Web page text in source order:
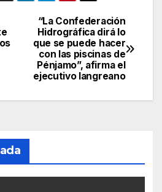
“La Confederación
Hidrográfica dirá lo
que se puede hacer
con las piscinas de
Pénjamo”, afirma el
ejecutivo langreano